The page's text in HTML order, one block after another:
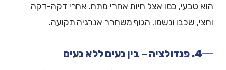
הוא טבעי, כמו אצל חיות אחרי מתח. אחרי דקה-דקה
וחצי, שכבו ונשמו. הגוף משחרר אנרגיה תקועה.
4. פנדולציה – בין נעים ללא נעים